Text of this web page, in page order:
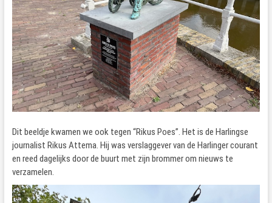
Dit beeldje kwamen we ook tegen “Rikus Poes”. Het is de Harlingse
journalist Rikus Attema. Hij was verslaggever van de Harlinger courant
en reed dagelijks door de buurt met zijn brommer om nieuws te
verzamelen.